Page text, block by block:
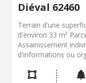
Diéval 62460
Terrain d'une
d'environ 33 m²
Assainissement
d'informations ou